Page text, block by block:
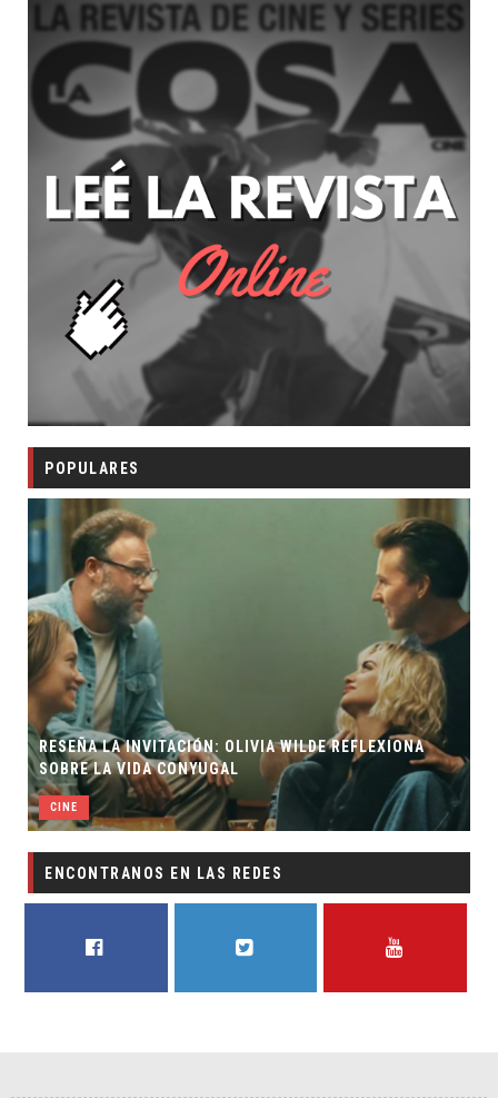
POPULARES
RESEÑA LA INVITACIÓN: OLIVIA WILDE REFLEXIONA
SOBRE LA VIDA CONYUGAL
CINE
ENCONTRANOS EN LAS REDES